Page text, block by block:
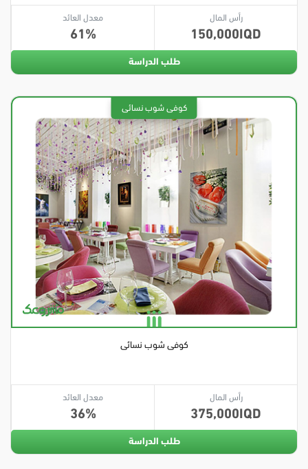
رأس المال
150,000
معدل العائد
61
طلب الدراسة
كوفى شوب نسائى
رأس المال
375,000
معدل العائد
36
طلب الدراسة